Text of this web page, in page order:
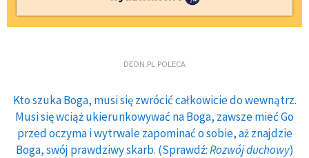
DEON.PL POLECA
Kto szuka Boga, musi się zwrócić całkowicie do wewnątrz.
Musi się wciąż ukierunkowywać na Boga, zawsze mieć Go
przed oczyma i wytrwale zapominać o sobie, aż znajdzie
Boga, swój prawdziwy skarb. (Sprawdź:Rozwój duchowy)